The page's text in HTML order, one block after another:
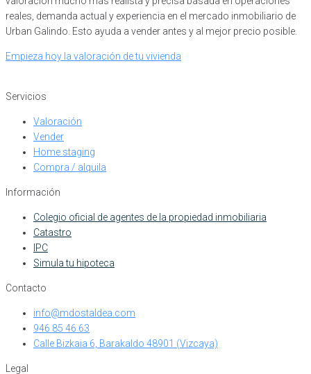
reales, demanda actual y experiencia en el mercado inmobiliario de
Urban Galindo. Esto ayuda a vender antes y al mejor precio posible.
Empieza hoy la valoración de tu vivienda
Servicios
Valoración
Vender
Home staging
Compra / alquila
Información
Colegio oficial de agentes de la propiedad inmobiliaria
Catastro
IPC
Simula tu hipoteca
Contacto
info@mdostaldea.com
946 85 46 63
Calle Bizkaia 6, Barakaldo 48901 (Vizcaya)
Legal